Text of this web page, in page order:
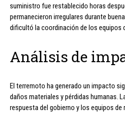
suministro fue restablecido horas
permanecieron irregulares durante
dificultó la coordinación de los equipos
Análisis de
El terremoto ha generado un impacto
daños materiales y pérdidas humanas.
respuesta del gobierno y los equipos